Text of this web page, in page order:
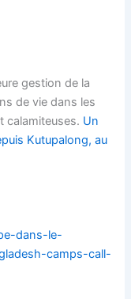
gestion de la
de vie dans les
calamiteuses. Un
Kutupalong, au
dans-le-
camps-call-